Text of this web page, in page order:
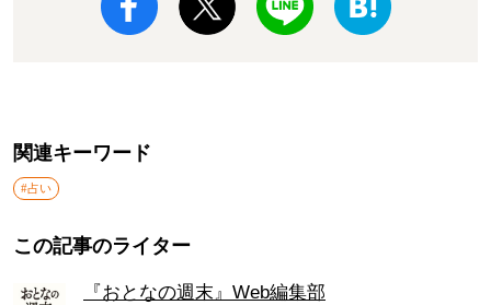
関連キーワード
#占い
この記事のライター
『おとなの週末』Web編集部